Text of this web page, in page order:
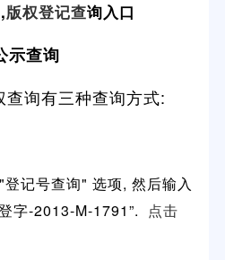
版权登记查询入口
示查询
询有三种查询方式:
"登记号查询" 选项, 然后输入
字-2013-M-1791”. 点击